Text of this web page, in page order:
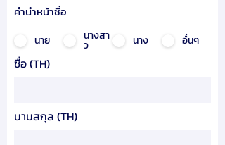
คำนำหน้าชื่อ
นาย นางสา
ว นาง อื่นๆ
ชื่อ (TH)
นามสกุล (TH)